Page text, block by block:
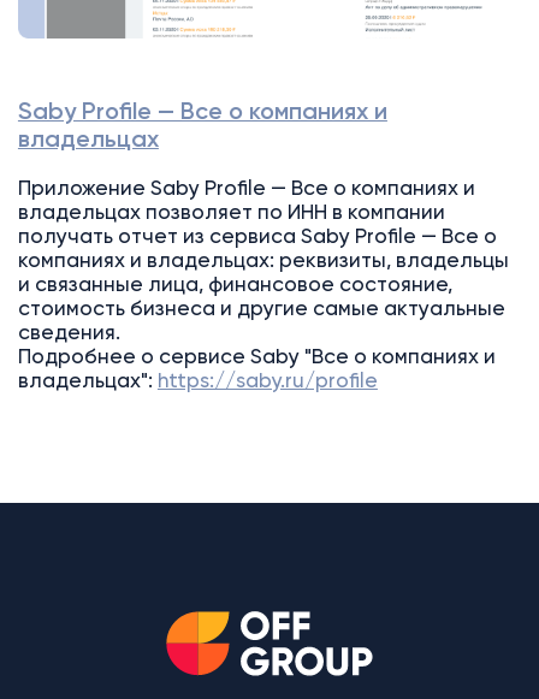
Saby Profile — Все о компаниях и
владельцах
Приложение Saby Profile — Все о компаниях и
владельцах позволяет по ИНН в компании
получать отчет из сервиса Saby Profile — Все о
компаниях и владельцах: реквизиты, владельцы
и связанные лица, финансовое состояние,
стоимость бизнеса и другие самые актуальные
сведения.
Подробнее о сервисе Saby "Все о компаниях и
владельцах": https://saby.ru/profile